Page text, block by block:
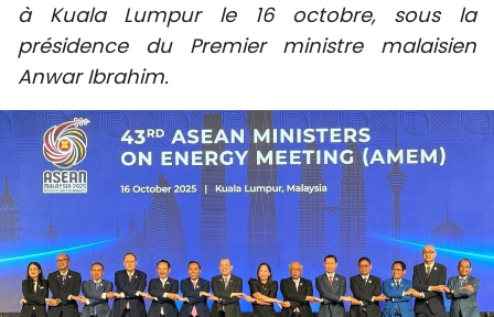
ENVIRONNEMENT
FRANCOPHONIE
PAYS NATAL
INTERNATIONAL
MÉGASTORIE
à Kuala Lumpur le 16 octobre, sous la
présidence du Premier ministre malaisien
Anwar Ibrahim.